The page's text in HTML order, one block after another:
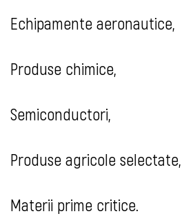
Echipamente aeronautice,
Produse chimice,
Semiconductori,
Produse agricole selectate,
Materii prime critice.